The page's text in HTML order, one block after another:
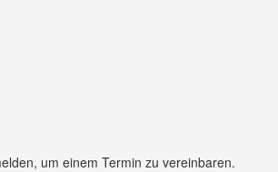
um einem Termin zu vereinbaren.